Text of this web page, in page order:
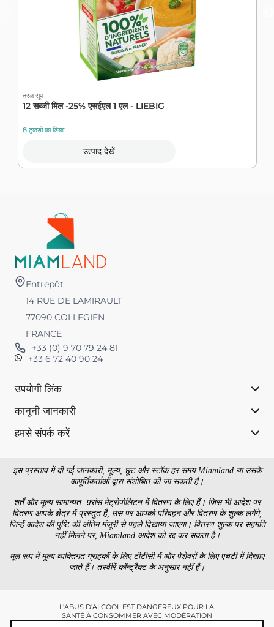
तरल सूप
12 सब्जी मिल -25% एसईएल 1 एल - LIEBIG
8 टुकड़ों का डिब्बा
उत्पाद देखें
Entrepôt :
14 RUE DE LAMIRAULT
77090 COLLEGIEN
FRANCE
+33 (0) 9 70 79 24 81
+33 6 72 40 90 24
उपयोगी लिंक
कानूनी जानकारी
हमसे संपर्क करें
इस प्रस्ताव में दी गई जानकारी, मूल्य, छूट और स्टॉक हर समय Miamland या उसके
आपूर्तिकर्ताओं द्वारा संशोधित की जा सकती है।
शर्तें और मूल्य सामान्यत: फ़्रांस मेट्रोपोलिटन में वितरण के लिए हैं। जिस भी आदेश पर
वितरण आपके क्षेत्र में प्रस्तुत है, उस पर आपको परिवहन और वितरण के शुल्क लगेंगे,
जिन्हें आदेश की पुष्टि की अंतिम मंजूरी से पहले दिखाया जाएगा। वितरण शुल्क पर सहमति
नहीं मिलने पर, Miamland आदेश को रद्द कर सकता है।
मूल रूप में मूल्य व्यक्तिगत ग्राहकों के लिए टीटीसी में और पेशेवरों के लिए एचटी में दिखाए
जाते हैं। तस्वीरें कॉन्ट्रैक्ट के अनुसार नहीं हैं।
L'ABUS D'ALCOOL EST DANGEREUX POUR LA
SANTÉ À CONSOMMER AVEC MODÉRATION